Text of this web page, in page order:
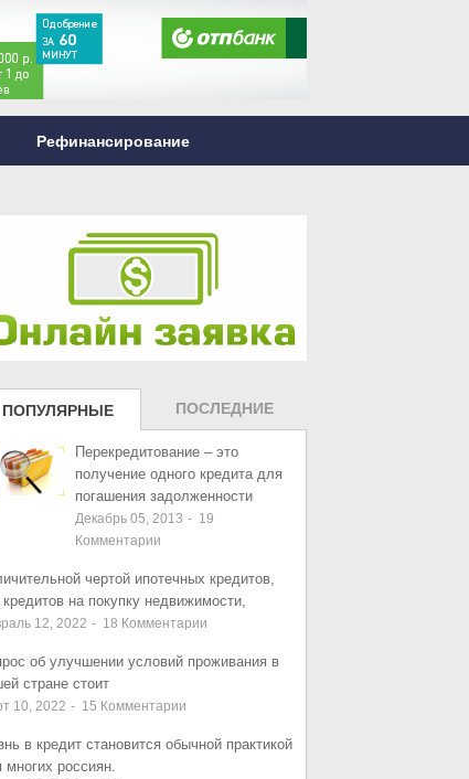
Рефинансирование
ПОПУЛЯРНЫЕ
ЗАПИСИ
ПОСЛЕДНИЕ
ЗАПИСИ
Перекредитование – это
получение одного кредита для
погашения задолженности
Декабрь 05, 2013 - 19
Комментарии
чертой ипотечных кредитов,
кредитов на покупку недвижимости,
12, 2022 - 18 Комментарии
об улучшении условий проживания в
стране стоит
10, 2022 - 15 Комментарии
в кредит становится обычной практикой
многих россиян.